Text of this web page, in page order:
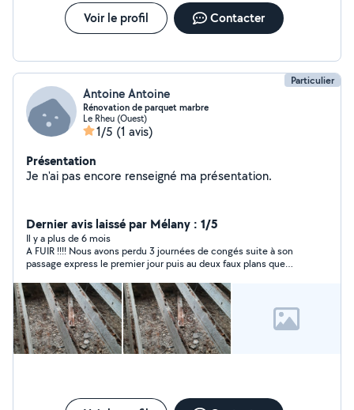
Voir le profil Contacter
Particulier
Antoine Antoine
Rénovation de parquet marbre
Le Rheu (Ouest)
1/5 (1 avis)
Présentation
Je n'ai pas encore renseigné ma présentation.
Dernier avis laissé par Mélany : 1/5
Il y a plus de 6 mois
A FUIR !!!! Nous avons perdu 3 journées de congés suite à son
passage express le premier jour puis au deux faux plans que
reçus ou en pleine nuit soit disant. Ensuite, PLUS AUCUNE
NOUVELLE du jour au lendemain, aucune réponse (on lui
demandait simplement quand est ce qu’il pensait pouvoir
revenir) !! Il est parti avec mon plan et n’a pas eu la politesse de
me le rapporter malgré ma demande ! Incorrect et pas
professionnel !!